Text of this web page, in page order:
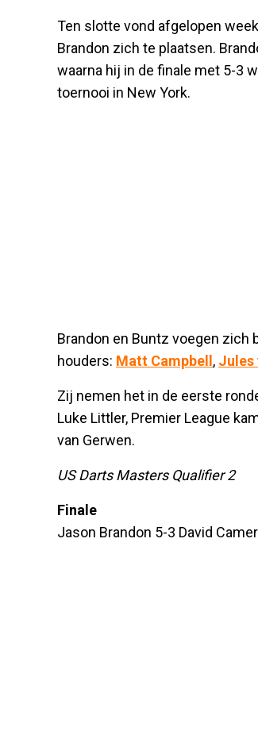
Ten slotte vond afgelopen
Brandon zich te plaatsen.
waarna hij in de finale met 5-3
toernooi in New York.
Brandon en Buntz voegen zich
houders: Matt Campbell , Jules
Zij nemen het in de eerste
Luke Littler, Premier League
van Gerwen.
US Darts Masters Qualifier 2
Finale
Jason Brandon 5-3 David